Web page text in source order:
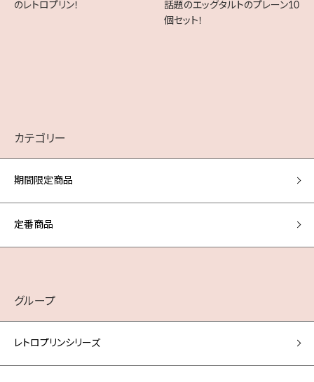
のレトロプリン！
話題のエッグタルトのプレーン10
個セット！
カテゴリー
期間限定商品
定番商品
グループ
レトロプリンシリーズ